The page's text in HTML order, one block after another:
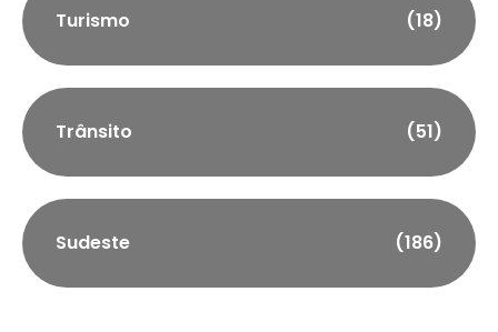
Turismo (18)
Trânsito (51)
Sudeste (186)